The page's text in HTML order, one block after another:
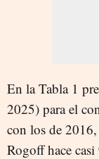
En la Tabla 1
2025) para el
con los de
Rogoff hace casi